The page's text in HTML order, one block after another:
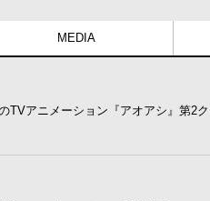
MEDIA
アニメーション『アオアシ』第2